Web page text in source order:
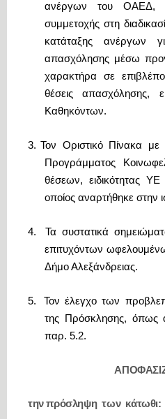
ανέργων του ΟΑΕΔ,
συμμετοχής στη
κατάταξης ανέργων
απασχόλησης μέσω
χαρακτήρα σε
θέσεις απασχόλησης,
Καθηκόντων.
3. Τον Οριστικό Πίνακα με
Προγράμματος
θέσεων, ειδικότητας
οποίος αναρτήθηκε στην
4.
Τα συστατικά
επιτυχόντων
Δήμο Αλεξάνδρειας.
5.
Τον έλεγχο των
της Πρόσκλησης, όπως
παρ. 5.2.
την πρόσληψη των κάτωθι: